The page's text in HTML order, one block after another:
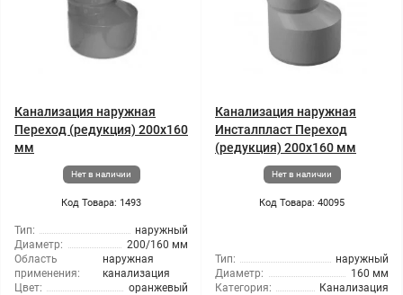
Канализация наружная
Переход (редукция) 200x160
мм
Нет в наличии
Код Товара: 1493
Тип:
наружный
Диаметр:
200/160 мм
Область
применения:
наружная
канализация
Цвет:
оранжевый
Канализация наружная
Инсталпласт Переход
(редукция) 200x160 мм
Нет в наличии
Код Товара: 40095
Тип:
наружный
Диаметр:
160 мм
Категория:
Канализация